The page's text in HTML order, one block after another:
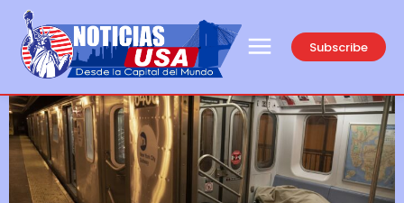
Subscribe